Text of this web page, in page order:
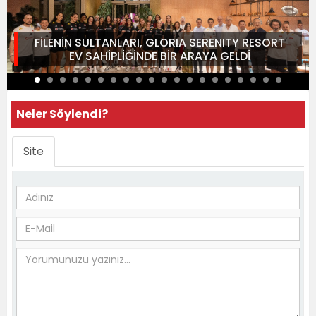
FİLENİN SULTANLARI, GLORIA SERENITY RESORT
EV SAHİPLİĞİNDE BİR ARAYA GELDİ
Neler Söylendi?
Site